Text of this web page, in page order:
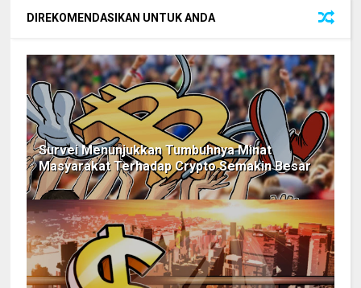
DIREKOMENDASIKAN UNTUK ANDA
Survei Menunjukkan Tumbuhnya Minat
Masyarakat Terhadap Crypto Semakin Besar